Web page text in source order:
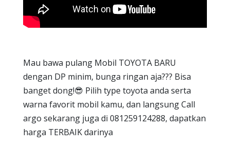
Mau bawa pulang Mobil TOYOTA BARU
dengan DP minim, bunga ringan aja??? Bisa
banget dong!😎 Pilih type toyota anda serta
warna favorit mobil kamu, dan langsung Call
argo sekarang juga di 081259124288, dapatkan
harga TERBAIK darinya